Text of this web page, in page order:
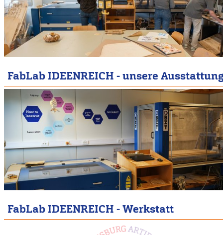
FabLab IDEENREICH - unsere
FabLab IDEENREICH - Werkstatt